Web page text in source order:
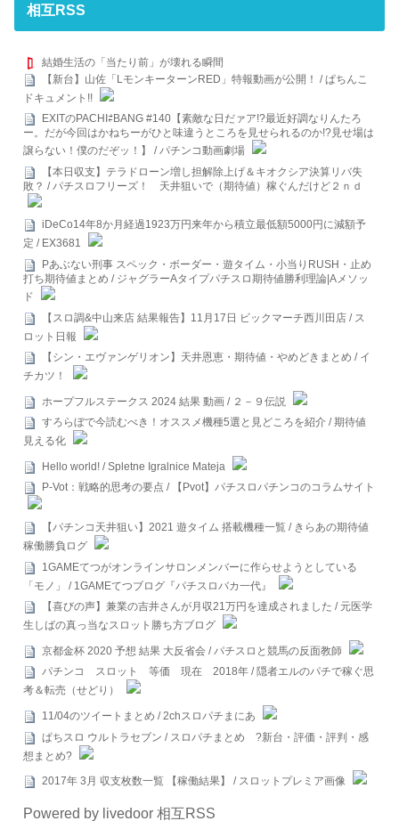
相互RSS
結婚生活の「当たり前」が壊れる瞬間
【新台】山佐「LモンキーターンRED」特報動画が公開！ / ぱちんこ
ドキュメント!!
EXITのPACHI⇄BANG #140【素敵な日だァア!?最近好調なりんたろ
ー。だが今回はかねちーがひと味違うところを見せられるのか!?見せ場は
譲らない！僕のだぞッ！】 / パチンコ動画劇場
【本日収支】テラドローン増し担解除上げ＆キオクシア決算リバ失
敗？ / パチスロフリーズ！ 天井狙いで（期待値）稼ぐんだけど２ｎｄ
iDeCo14年8か月経過1923万円来年から積立最低額5000円に減額予
定 / EX3681
Pあぶない刑事 スペック・ボーダー・遊タイム・小当りRUSH・止め
打ち期待値まとめ / ジャグラーAタイプパチスロ期待値勝利理論|Aメソッ
ド
【スロ調&中山来店 結果報告】11月17日 ビックマーチ西川田店 / ス
ロット日報
【シン・エヴァンゲリオン】天井恩恵・期待値・やめどきまとめ / イ
チカツ！
ホープフルステークス 2024 結果 動画 / ２－９伝説
すろらぼで今読むべき！オススメ機種5選と見どころを紹介 / 期待値
見える化
Hello world! / Spletne Igralnice Mateja
P-Vot：戦略的思考の要点 / 【Pvot】パチスロパチンコのコラムサイト
【パチンコ天井狙い】2021 遊タイム 搭載機種一覧 / きらあの期待値
稼働勝負ログ
1GAMEてつがオンラインサロンメンバーに作らせようとしている
「モノ」 / 1GAMEてつブログ『パチスロバカ一代』
【喜びの声】兼業の吉井さんが月収21万円を達成されました / 元医学
生しばの真っ当なスロット勝ち方ブログ
京都金杯 2020 予想 結果 大反省会 / パチスロと競馬の反面教師
パチンコ スロット 等価 現在 2018年 / 隠者エルのパチで稼ぐ思
考＆転売（せどり）
11/04のツイートまとめ / 2chスロパチまにあ
ぱちスロ ウルトラセブン / スロパチまとめ ?新台・評価・評判・感
想まとめ?
2017年 3月 収支枚数一覧 【稼働結果】 / スロットプレミア画像
Powered by livedoor 相互RSS